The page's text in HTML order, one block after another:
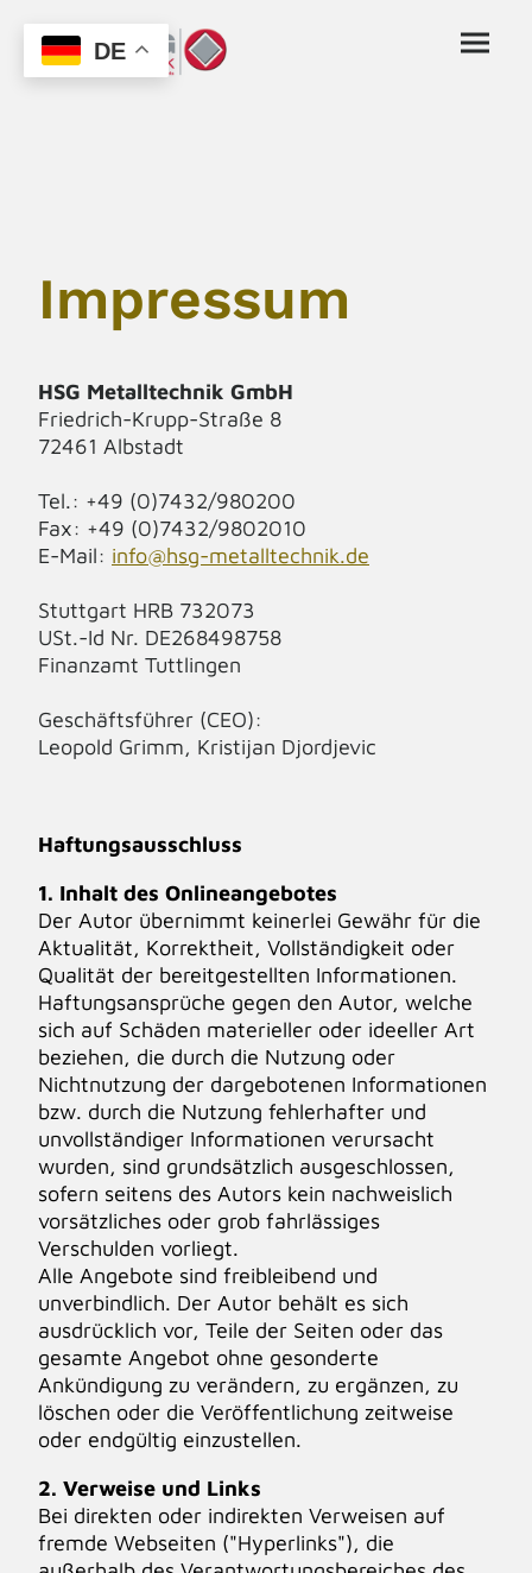
Impressum
HSG Metalltechnik GmbH
Friedrich-Krupp-Straße 8
72461 Albstadt
Tel.: +49 (0)7432/980200
Fax: +49 (0)7432/9802010
E-Mail: info@hsg-metalltechnik.de
Stuttgart HRB 732073
USt.-Id Nr. DE268498758
Finanzamt Tuttlingen
Geschäftsführer (CEO):
Leopold Grimm, Kristijan Djordjevic
Haftungsausschluss
1. Inhalt des Onlineangebotes
Der Autor übernimmt keinerlei Gewähr für die
Aktualität, Korrektheit, Vollständigkeit oder
Qualität der bereitgestellten Informationen.
Haftungsansprüche gegen den Autor, welche
sich auf Schäden materieller oder ideeller Art
beziehen, die durch die Nutzung oder
Nichtnutzung der dargebotenen Informationen
bzw. durch die Nutzung fehlerhafter und
unvollständiger Informationen verursacht
wurden, sind grundsätzlich ausgeschlossen,
sofern seitens des Autors kein nachweislich
vorsätzliches oder grob fahrlässiges
Verschulden vorliegt.
Alle Angebote sind freibleibend und
unverbindlich. Der Autor behält es sich
ausdrücklich vor, Teile der Seiten oder das
gesamte Angebot ohne gesonderte
Ankündigung zu verändern, zu ergänzen, zu
löschen oder die Veröffentlichung zeitweise
oder endgültig einzustellen.
2. Verweise und Links
Bei direkten oder indirekten Verweisen auf
fremde Webseiten ("Hyperlinks"), die
DE